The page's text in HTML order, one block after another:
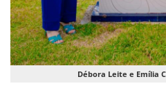
Débora Leite e Emília